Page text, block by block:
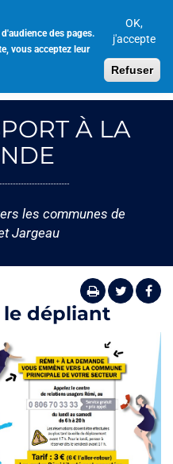
des pages.
vous acceptez leur
OK,
j'accepte
Refuser
À LA
les communes de
Jargeau
le dépliant